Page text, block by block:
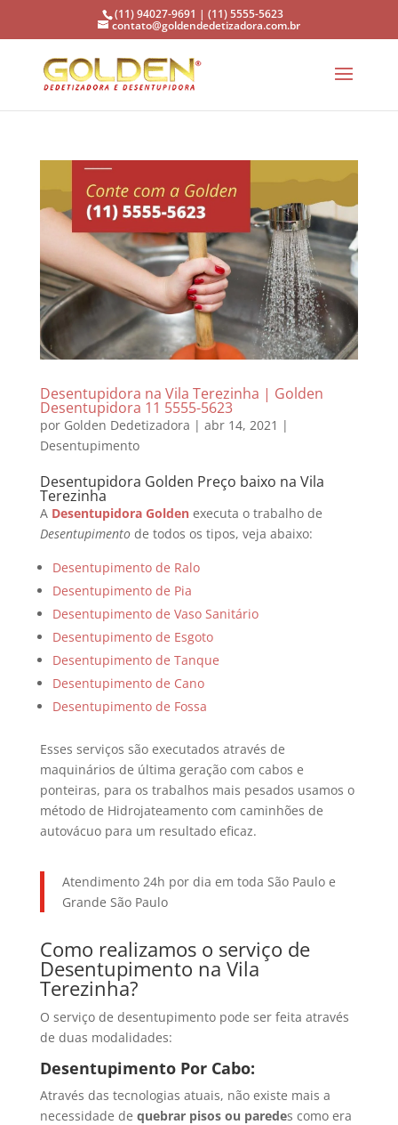
(11) 94027-9691 | (11) 5555-5623
contato@goldendedetizadora.com.br
Desentupidora na Vila Terezinha | Golden
Desentupidora 11 5555-5623
por Golden Dedetizadora | abr 14, 2021 |
Desentupimento
Desentupidora Golden Preço baixo na Vila
Terezinha
A Desentupidora Golden executa o trabalho de
Desentupimentode todos os tipos, veja abaixo:
Desentupimento de Ralo
Desentupimento de Pia
Desentupimento de Vaso Sanitário
Desentupimento de Esgoto
Desentupimento de Tanque
Desentupimento de Cano
Desentupimento de Fossa
Esses serviços são executados através de
maquinários de última geração com cabos e
ponteiras, para os trabalhos mais pesados usamos o
método de Hidrojateamento com caminhões de
autovácuo para um resultado eficaz.
Atendimento 24h por dia em toda São Paulo e
Grande São Paulo
Como realizamos o serviço de
Desentupimento na Vila
Terezinha?
O serviço de desentupimento pode ser feita através
de duas modalidades:
Desentupimento Por Cabo:
Através das tecnologias atuais, não existe mais a
necessidade de quebrar pisos ou paredes como era